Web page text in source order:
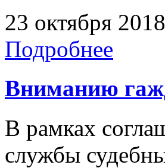
23 октября 2018
Подробнее
Вниманию
В рамках
службы